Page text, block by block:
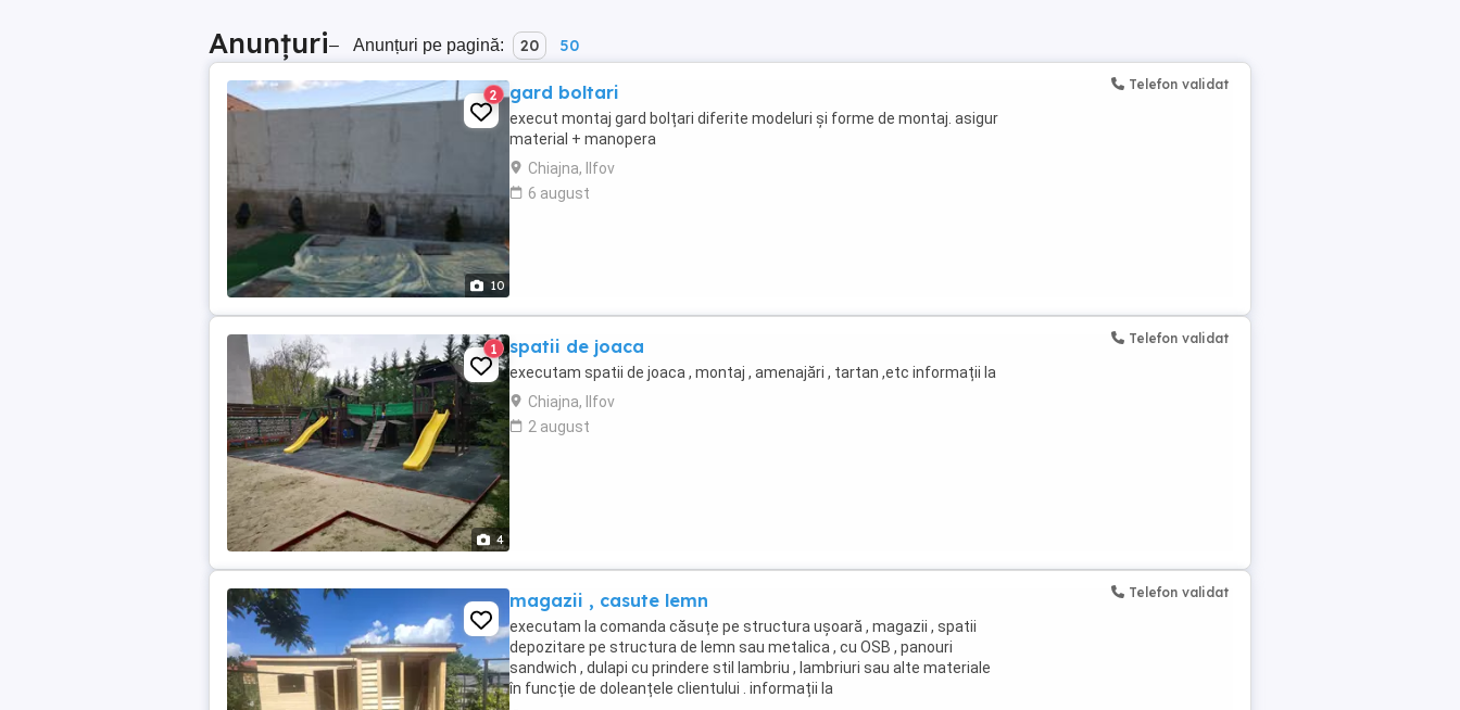
Anunțuri– Anunțuri pe pagină: 20 50
10
2 gard boltari
execut montaj gard bolțari diferite modeluri și forme de montaj. asigur
material + manopera
Chiajna, Ilfov
6 august
Telefon validat
4
1 spatii de joaca
executam spatii de joaca , montaj , amenajări , tartan ,etc informații la
Chiajna, Ilfov
2 august
Telefon validat
magazii , casute lemn
executam la comanda căsuțe pe structura ușoară , magazii , spatii
depozitare pe structura de lemn sau metalica , cu OSB , panouri
sandwich , dulapi cu prindere stil lambriu , lambriuri sau alte materiale
în funcție de doleanțele clientului . informații la
Telefon validat